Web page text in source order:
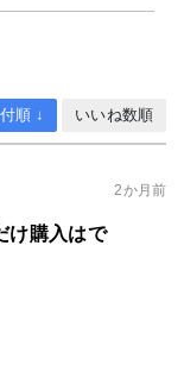
順 ↓ いいね数順
2か月前
け購入はで